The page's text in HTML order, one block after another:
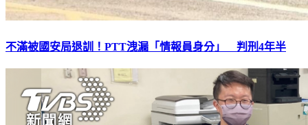
不滿被國安局退訓！PTT洩漏「情報員身分」 判刑4年半